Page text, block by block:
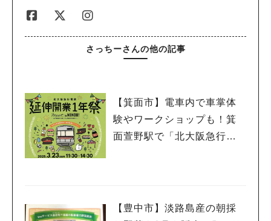
さっちーさんの他の記事
【箕面市】電車内で車掌体
験やワークショップも！箕
面萱野駅で「北大阪急行電
【豊中市】淡路島産の朝採